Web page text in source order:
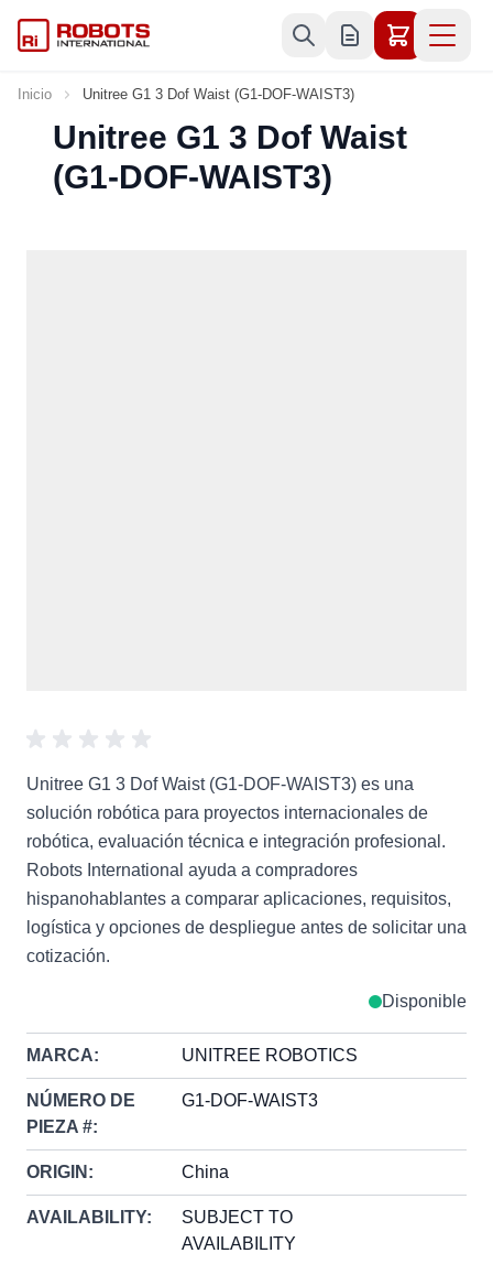
Inicio Unitree G1 3 Dof Waist (G1-DOF-WAIST3)
Unitree G1 3 Dof Waist
(G1-DOF-WAIST3)
Unitree G1 3 Dof Waist (G1-DOF-WAIST3) es una
solución robótica para proyectos internacionales de
robótica, evaluación técnica e integración profesional.
Robots International ayuda a compradores
hispanohablantes a comparar aplicaciones, requisitos,
logística y opciones de despliegue antes de solicitar una
cotización.
Disponible
MARCA: UNITREE ROBOTICS
NÚMERO DE
PIEZA #:
G1-DOF-WAIST3
ORIGIN: China
AVAILABILITY:
SUBJECT TO
AVAILABILITY